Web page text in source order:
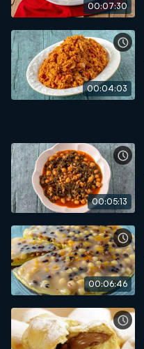
00:07:30
00:04:03
00:05:13
00:06:46